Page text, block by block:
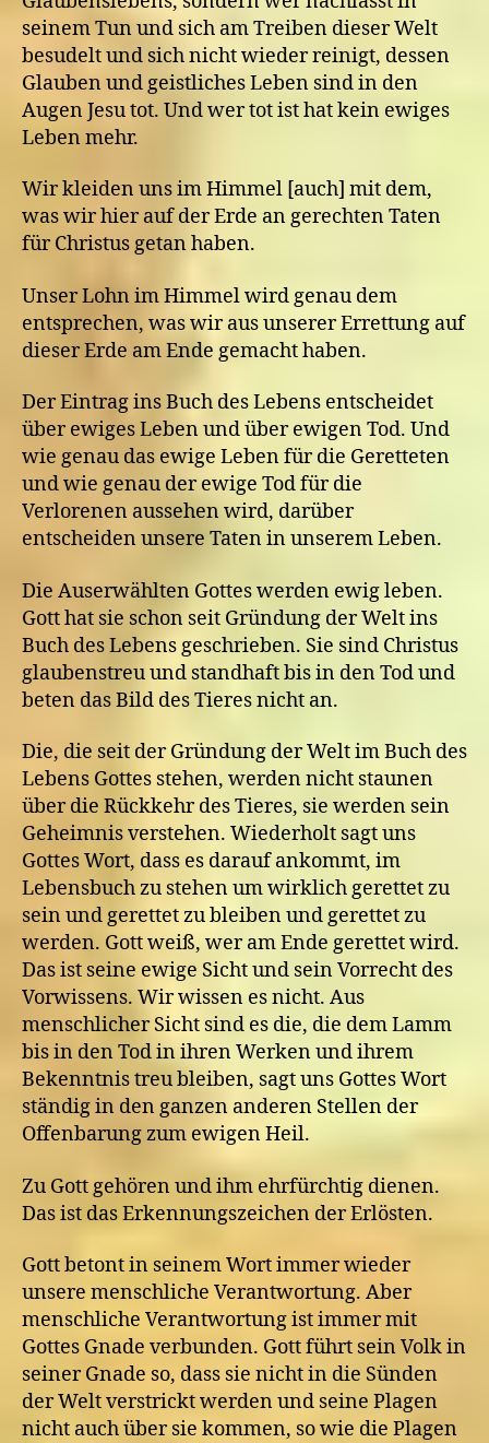
seinem Tun und sich am Treiben dieser Welt
besudelt und sich nicht wieder reinigt, dessen
Glauben und geistliches Leben sind in den
Augen Jesu tot. Und wer tot ist hat kein ewiges
Leben mehr.
Wir kleiden uns im Himmel [auch] mit dem,
was wir hier auf der Erde an gerechten Taten
für Christus getan haben.
Unser Lohn im Himmel wird genau dem
entsprechen, was wir aus unserer Errettung auf
dieser Erde am Ende gemacht haben.
Der Eintrag ins Buch des Lebens entscheidet
über ewiges Leben und über ewigen Tod. Und
wie genau das ewige Leben für die Geretteten
und wie genau der ewige Tod für die
Verlorenen aussehen wird, darüber
entscheiden unsere Taten in unserem Leben.
Die Auserwählten Gottes werden ewig leben.
Gott hat sie schon seit Gründung der Welt ins
Buch des Lebens geschrieben. Sie sind Christus
glaubenstreu und standhaft bis in den Tod und
beten das Bild des Tieres nicht an.
Die, die seit der Gründung der Welt im Buch des
Lebens Gottes stehen, werden nicht staunen
über die Rückkehr des Tieres, sie werden sein
Geheimnis verstehen. Wiederholt sagt uns
Gottes Wort, dass es darauf ankommt, im
Lebensbuch zu stehen um wirklich gerettet zu
sein und gerettet zu bleiben und gerettet zu
werden. Gott weiß, wer am Ende gerettet wird.
Das ist seine ewige Sicht und sein Vorrecht des
Vorwissens. Wir wissen es nicht. Aus
menschlicher Sicht sind es die, die dem Lamm
bis in den Tod in ihren Werken und ihrem
Bekenntnis treu bleiben, sagt uns Gottes Wort
ständig in den ganzen anderen Stellen der
Offenbarung zum ewigen Heil.
Zu Gott gehören und ihm ehrfürchtig dienen.
Das ist das Erkennungszeichen der Erlösten.
Gott betont in seinem Wort immer wieder
unsere menschliche Verantwortung. Aber
menschliche Verantwortung ist immer mit
Gottes Gnade verbunden. Gott führt sein Volk in
seiner Gnade so, dass sie nicht in die Sünden
der Welt verstrickt werden und seine Plagen
nicht auch über sie kommen, so wie die Plagen